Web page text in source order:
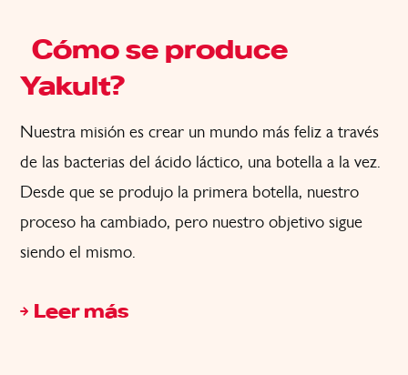
¿Cómo se produce
Yakult?
Nuestra misión es crear un mundo más feliz a través
de las bacterias del ácido láctico, una botella a la vez.
Desde que se produjo la primera botella, nuestro
proceso ha cambiado, pero nuestro objetivo sigue
siendo el mismo.
Leer más